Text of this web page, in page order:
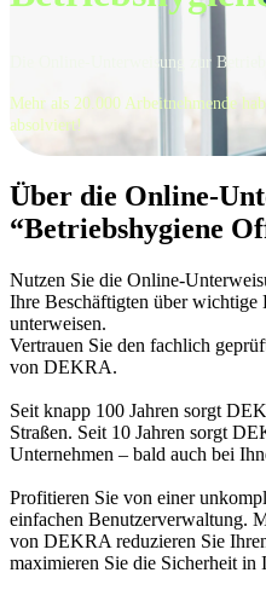
Die Online-Unterweisung zur
Mehr als 20.000 Arbeitnehmende
absolviert!
Über die Online-
“Betriebshygiene
Nutzen Sie die Online-
Ihre Beschäftigten über wichtige
unterweisen.
Vertrauen Sie den fachlich
von DEKRA.
Seit knapp 100 Jahren sorgt
Straßen. Seit 10 Jahren sorgt
Unternehmen – bald auch bei
Profitieren Sie von einer
einfachen Benutzerverwaltung.
von DEKRA reduzieren Sie
maximieren Sie die Sicherheit in